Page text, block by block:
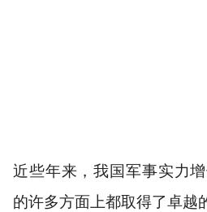
近些年来，我国军事实力
的许多方面上都取得了卓越